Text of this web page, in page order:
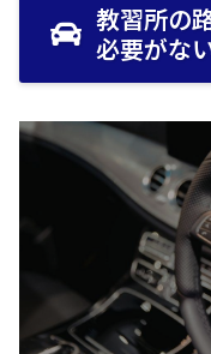
教習所の
必要がな